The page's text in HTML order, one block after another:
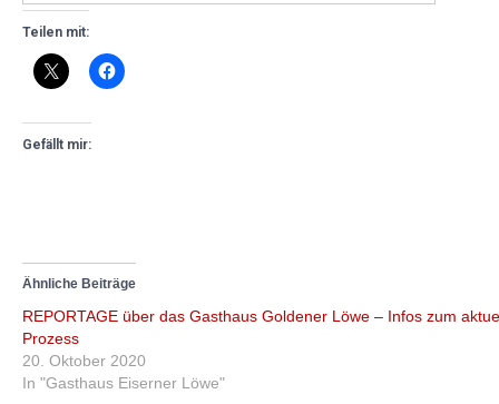
Teilen mit:
Gefällt mir:
Ähnliche Beiträge
REPORTAGE über das Gasthaus Goldener Löwe – Infos zum
Prozess
20. Oktober 2020
In "Gasthaus Eiserner Löwe"